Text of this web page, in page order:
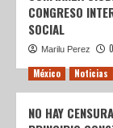
CONGRESO
SOCIAL
Marilu Perez
México Noticias
NO HAY